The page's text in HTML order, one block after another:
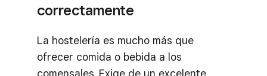
correctamente
La hostelería es mucho más que
ofrecer comida o bebida a los
comensales. Exige de un excelente